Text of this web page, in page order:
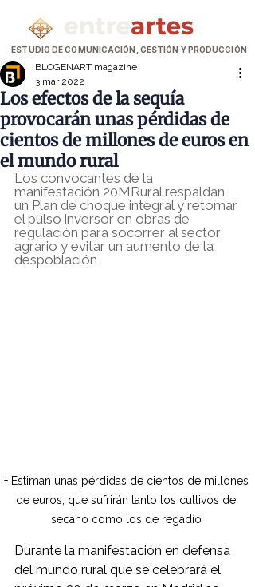
ESTUDIO DE COMUNICACIÓN, GESTIÓN Y PRODUCCIÓN
Los efectos de la sequía
provocarán unas pérdidas de
cientos de millones de euros en
el mundo rural
BLOGENART magazine
3 mar 2022
Los convocantes de la
manifestación 20MRural respaldan
un Plan de choque integral y retomar
el pulso inversor en obras de
regulación para socorrer al sector
agrario y evitar un aumento de la
despoblación
+ Estiman unas pérdidas de cientos de millones
de euros, que sufrirán tanto los cultivos de
secano como los de regadío
Durante la manifestación en defensa
del mundo rural que se celebrará el